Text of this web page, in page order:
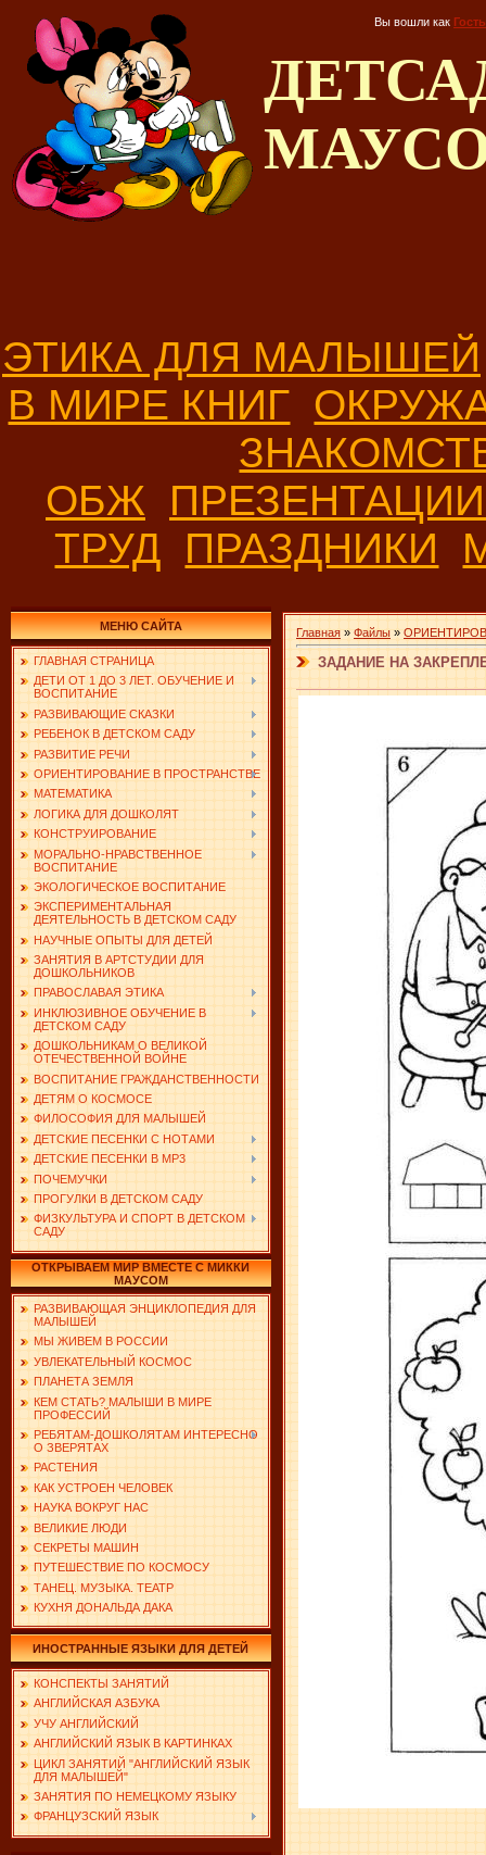
Вы вошли как Гость
ЭТИКА ДЛЯ МАЛЫШЕЙ
В МИРЕ КНИГ
ОБЖ
ТРУД ПРАЗДНИКИ
МЕНЮ САЙТА
ГЛАВНАЯ СТРАНИЦА
ДЕТИ ОТ 1 ДО 3 ЛЕТ. ОБУЧЕНИЕ И
ВОСПИТАНИЕ
РАЗВИВАЮЩИЕ СКАЗКИ
РЕБЕНОК В ДЕТСКОМ САДУ
РАЗВИТИЕ РЕЧИ
ОРИЕНТИРОВАНИЕ В ПРОСТРАНСТВЕ
МАТЕМАТИКА
ЛОГИКА ДЛЯ ДОШКОЛЯТ
КОНСТРУИРОВАНИЕ
МОРАЛЬНО-НРАВСТВЕННОЕ
ВОСПИТАНИЕ
ЭКОЛОГИЧЕСКОЕ ВОСПИТАНИЕ
ЭКСПЕРИМЕНТАЛЬНАЯ
ДЕЯТЕЛЬНОСТЬ В ДЕТСКОМ САДУ
НАУЧНЫЕ ОПЫТЫ ДЛЯ ДЕТЕЙ
ЗАНЯТИЯ В АРТСТУДИИ ДЛЯ
ДОШКОЛЬНИКОВ
ПРАВОСЛАВАЯ ЭТИКА
ИНКЛЮЗИВНОЕ ОБУЧЕНИЕ В
ДЕТСКОМ САДУ
ДОШКОЛЬНИКАМ О ВЕЛИКОЙ
ОТЕЧЕСТВЕННОЙ ВОЙНЕ
ВОСПИТАНИЕ ГРАЖДАНСТВЕННОСТИ
ДЕТЯМ О КОСМОСЕ
ФИЛОСОФИЯ ДЛЯ МАЛЫШЕЙ
ДЕТСКИЕ ПЕСЕНКИ С НОТАМИ
ДЕТСКИЕ ПЕСЕНКИ В MP3
ПОЧЕМУЧКИ
ПРОГУЛКИ В ДЕТСКОМ САДУ
ФИЗКУЛЬТУРА И СПОРТ В ДЕТСКОМ
САДУ
ОТКРЫВАЕМ МИР ВМЕСТЕ С МИККИ
МАУСОМ
РАЗВИВАЮЩАЯ ЭНЦИКЛОПЕДИЯ ДЛЯ
МАЛЫШЕЙ
МЫ ЖИВЕМ В РОССИИ
УВЛЕКАТЕЛЬНЫЙ КОСМОС
ПЛАНЕТА ЗЕМЛЯ
КЕМ СТАТЬ? МАЛЫШИ В МИРЕ
ПРОФЕССИЙ
РЕБЯТАМ-ДОШКОЛЯТАМ ИНТЕРЕСНО
О ЗВЕРЯТАХ
РАСТЕНИЯ
КАК УСТРОЕН ЧЕЛОВЕК
НАУКА ВОКРУГ НАС
ВЕЛИКИЕ ЛЮДИ
СЕКРЕТЫ МАШИН
ПУТЕШЕСТВИЕ ПО КОСМОСУ
ТАНЕЦ. МУЗЫКА. ТЕАТР
КУХНЯ ДОНАЛЬДА ДАКА
ИНОСТРАННЫЕ ЯЗЫКИ ДЛЯ ДЕТЕЙ
КОНСПЕКТЫ ЗАНЯТИЙ
АНГЛИЙСКАЯ АЗБУКА
УЧУ АНГЛИЙСКИЙ
АНГЛИЙСКИЙ ЯЗЫК В КАРТИНКАХ
ЦИКЛ ЗАНЯТИЙ "АНГЛИЙСКИЙ ЯЗЫК
ДЛЯ МАЛЫШЕЙ"
ЗАНЯТИЯ ПО НЕМЕЦКОМУ ЯЗЫКУ
ФРАНЦУЗСКИЙ ЯЗЫК
Главная » Файлы »
ЗАДАНИЕ НА